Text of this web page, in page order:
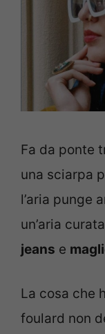
Fa da ponte
una sciarpa
l’aria punge
un’aria
jeans e
La cosa che
foulard non